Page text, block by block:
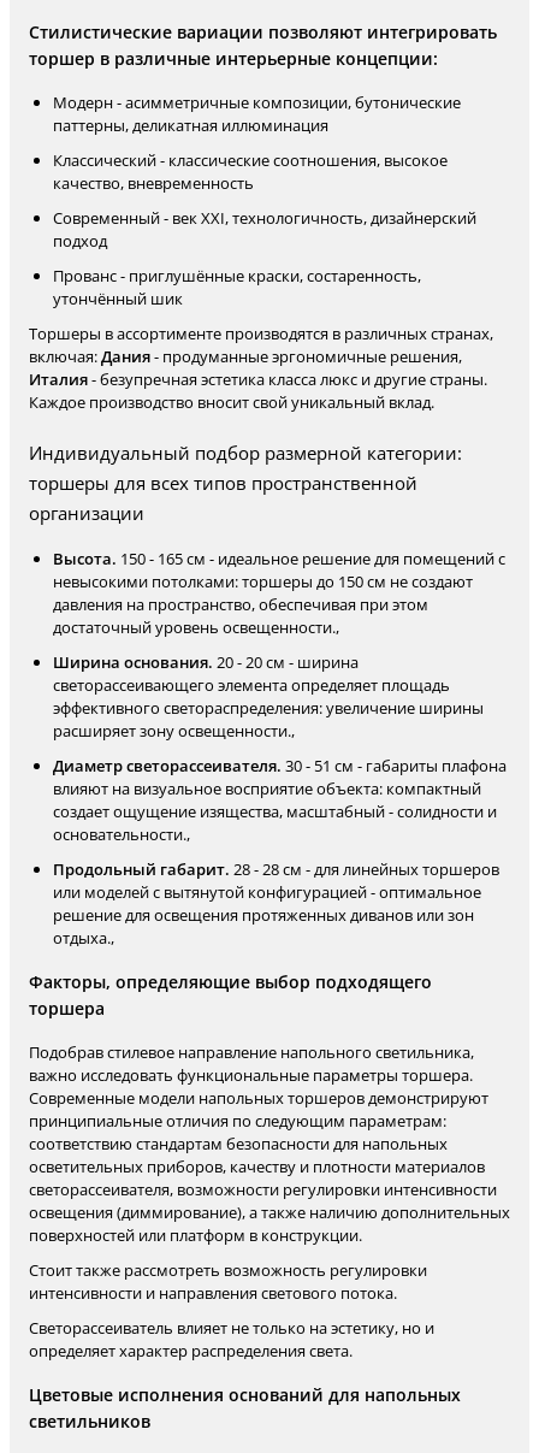
Стилистические вариации позволяют интегрировать
торшер в различные интерьерные концепции:
Модерн - асимметричные композиции, бутонические
паттерны, деликатная иллюминация
Классический - классические соотношения, высокое
качество, вневременность
Современный - век XXI, технологичность, дизайнерский
подход
Прованс - приглушённые краски, состаренность,
утончённый шик
Торшеры в ассортименте производятся в различных странах,
включая:Дания- продуманные эргономичные решения,
Италия- безупречная эстетика класса люкс и другие страны.
Каждое производство вносит свой уникальный вклад.
Индивидуальный подбор размерной категории:
торшеры для всех типов пространственной
организации
Высота. 150 - 165 см - идеальное решение для помещений с
невысокими потолками: торшеры до 150 см не создают
давления на пространство, обеспечивая при этом
достаточный уровень освещенности.,
Ширина основания. 20 - 20 см - ширина
светорассеивающего элемента определяет площадь
эффективного светораспределения: увеличение ширины
расширяет зону освещенности.,
Диаметр светорассеивателя. 30 - 51 см - габариты плафона
влияют на визуальное восприятие объекта: компактный
создает ощущение изящества, масштабный - солидности и
основательности.,
Продольный габарит. 28 - 28 см - для линейных торшеров
или моделей с вытянутой конфигурацией - оптимальное
решение для освещения протяженных диванов или зон
отдыха.,
Факторы, определяющие выбор подходящего
торшера
Подобрав стилевое направление напольного светильника,
важно исследовать функциональные параметры торшера.
Современные модели напольных торшеров демонстрируют
принципиальные отличия по следующим параметрам:
соответствию стандартам безопасности для напольных
осветительных приборов, качеству и плотности материалов
светорассеивателя, возможности регулировки интенсивности
освещения (диммирование), а также наличию дополнительных
поверхностей или платформ в конструкции.
Стоит также рассмотреть возможность регулировки
интенсивности и направления светового потока.
Светорассеиватель влияет не только на эстетику, но и
определяет характер распределения света.
Цветовые исполнения оснований для напольных
светильников